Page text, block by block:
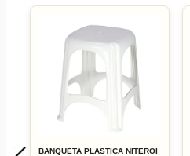
BANQUETA PLASTICA NITEROI